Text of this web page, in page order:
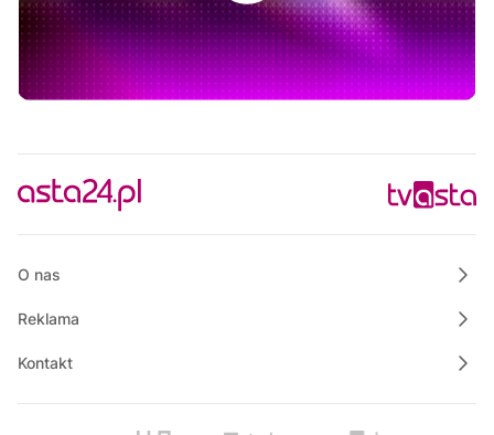
13:50
Raport PCT
14:00
Wielkopolska na Weekend
14:25
14:45
Rowerem nad morze
15:00
O nas
Reklama
Kontakt